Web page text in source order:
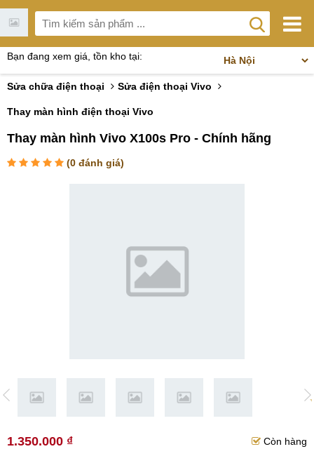
Bạn đang xem giá, tồn kho tại:
Sửa chữa điện thoại Sửa điện thoại Vivo
Thay màn hình điện thoại Vivo
Thay màn hình Vivo X100s Pro - Chính hãng
(0 đánh giá)
1.350.000 ₫
Còn hàng